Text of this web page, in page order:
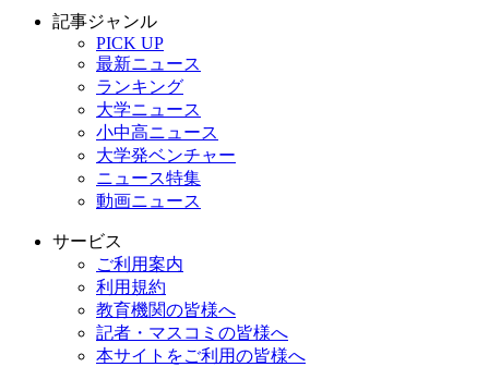
記事ジャンル
PICK UP
最新ニュース
ランキング
大学ニュース
小中高ニュース
大学発ベンチャー
ニュース特集
動画ニュース
サービス
ご利用案内
利用規約
教育機関の皆様へ
記者・マスコミの皆様へ
本サイトをご利用の皆様へ